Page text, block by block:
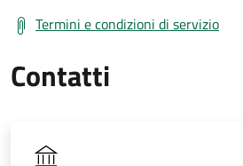
Termini e condizioni di servizio
Contatti